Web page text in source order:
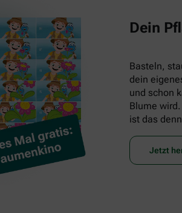
Dein
Basteln,
dein
und schon
Blume
ist das
Jetzt